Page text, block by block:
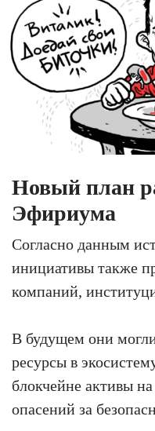
Новый план
Эфириума
Согласно данным
инициативы также
компаний,
В будущем они
ресурсы в
блокчейне активы
опасений за